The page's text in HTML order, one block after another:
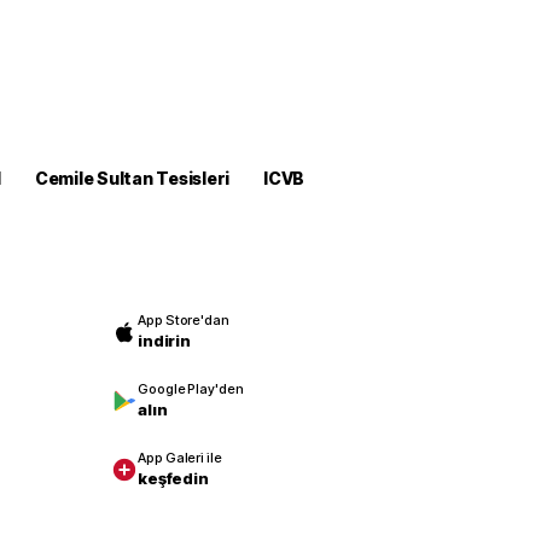
Cemile Sultan Tesisleri
ICVB
App Store'dan
indirin
Google Play'den
alın
App Galeri ile
keşfedin